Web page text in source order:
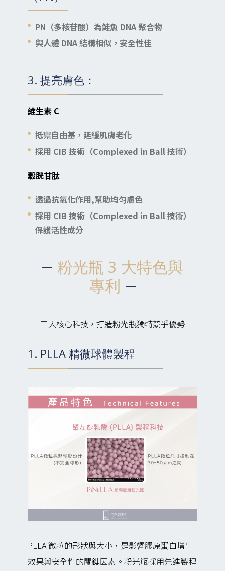
PN（多核苷酸）為鮭魚 DNA 聚合物
與人體 DNA 結構相似，安全性佳
3. 提亮膚色：
維生素 C
抵禦自由基，延緩肌膚老化
採用 CIB 技術（Complexed in Ball 技術）
穀胱甘肽
透過抗氧化作用,幫助均匀膚色
採用 CIB 技術（Complexed in Ball 技術）
保護活性成分
粉光瓶 3 大特色與
專利
三大核心科技，打造粉光瓶獨特競爭優勢
1. PLLA 精微球體製程
PLLA 微粒的形狀與大小，是影響膠原蛋白增生
效果與安全性的關鍵因素。粉光瓶採用先進製程